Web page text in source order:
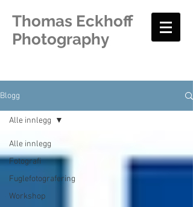
Thomas Eckhoff
Photography
Blogg
Alle innlegg
Fotografi
Fuglefotografering
Workshop
Alle innlegg